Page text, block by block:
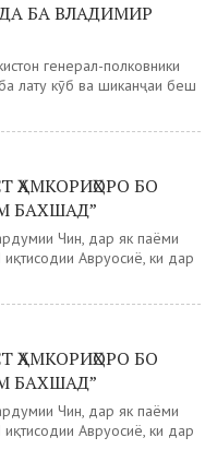
БА ВЛАДИМИР
генерал-полковники
лату кӯб ва шиканҷаи беш
БО
БАХШАД”
Чин, дар як паёми
Авруосиё, ки дар
БО
БАХШАД”
Чин, дар як паёми
Авруосиё, ки дар